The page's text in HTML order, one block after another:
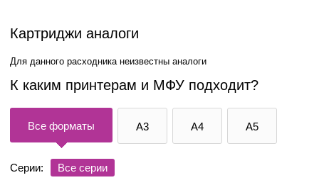
Картриджи аналоги
Для данного расходника неизвестны аналоги
К каким принтерам и МФУ подходит?
Все форматы A3 A4 A5
Серии: Все серии